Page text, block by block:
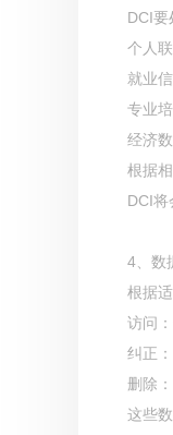
DCI
个人
就业
专业
经济
根据
DCI
4、数
根据
访问
纠正
删除
这些数